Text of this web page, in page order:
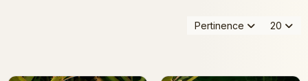
Pertinence 20